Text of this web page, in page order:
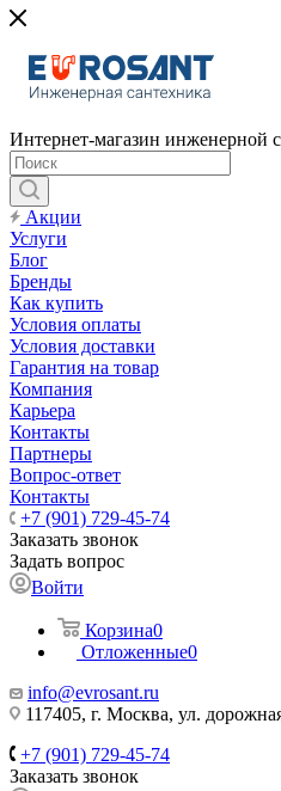
Интернет-магазин инженерной
Акции
Услуги
Блог
Бренды
Как купить
Условия оплаты
Условия доставки
Гарантия на товар
Компания
Карьера
Контакты
Партнеры
Вопрос-ответ
Контакты
+7 (901) 729-45-74
Заказать звонок
Задать вопрос
Войти
Корзина0
Отложенные0
info@evrosant.ru
117405, г. Москва, ул.
+7 (901) 729-45-74
Заказать звонок